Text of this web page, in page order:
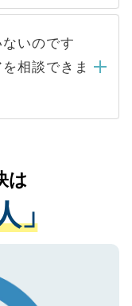
が殺到する場
合った人材の
ケースが増え
ん。内定先へ
トナーが行い
ありませんの
トからの登録
個人情報は、
び転職活動の
。お預かりし
ご本人の許可
いての厳密な
みに付与され
得済みです。
心ください。
いのです
相談できま
の状況や紹介
アドバイスを
ご転職をされ
トが可能です
。
は
」